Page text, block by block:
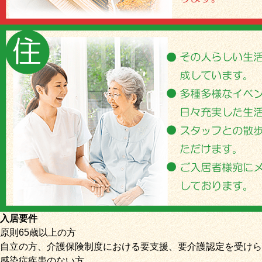
入居要件
原則65歳以上の方
自立の方、介護保険制度における要支援、要介護認定を受け